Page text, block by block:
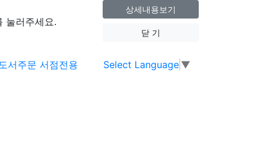
눌러주세요.
상세내용보기
닫 기
Select Language ▼